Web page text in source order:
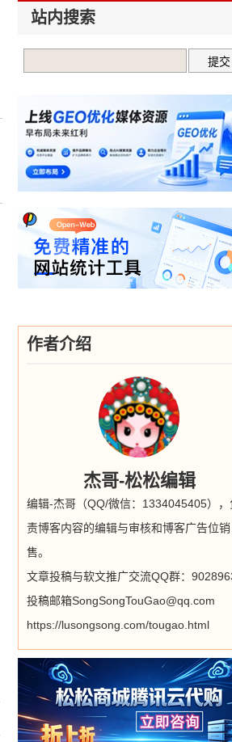
站内搜索
作者介绍
杰哥-松松编辑
编辑-杰哥（QQ/微信：1334045405），
责博客内容的编辑与审核和博客广告位销
售。
文章投稿与软文推广交流QQ群：
投稿邮箱SongSongTouGao@qq.com
https://lusongsong.com/tougao.html